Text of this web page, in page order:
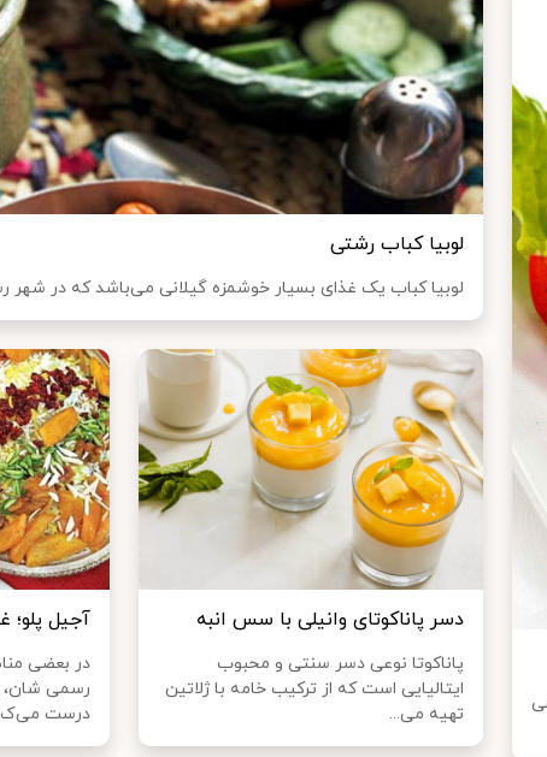
لوبیا کباب رشتی
لوبیا کباب یک غذای بسیار خوشمزه گیلانی می‌باشد که در
دسر پاناکوتای وانیلی با سس انبه
پاناکوتا نوعی دسر سنتی و محبوب
ایتالیایی است که از ترکیب خامه با ژلاتین
تهیه می‌...
آجیل پلو؛
در بعضی
رسمی شان،
درست